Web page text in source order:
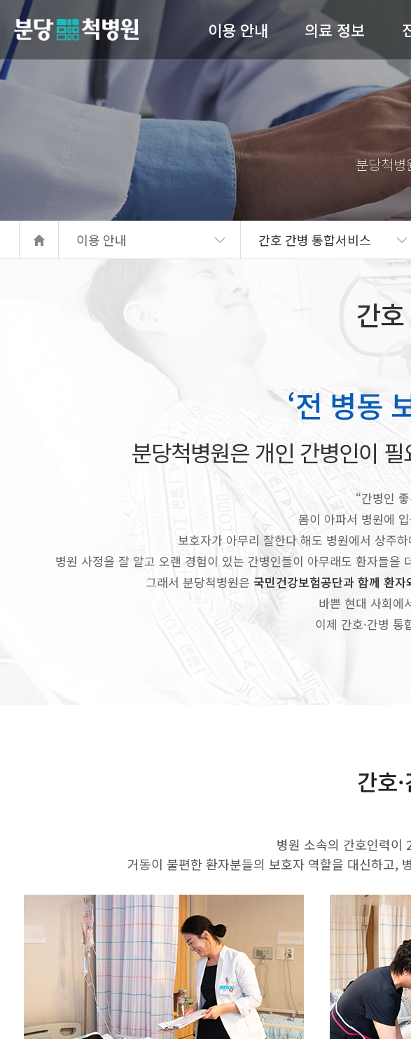
이용 안내
의료진 소개
진료안내
입퇴원 수속
서류발급안내
의료 정보
허리 / 목
어깨 / 팔
고관절 / 무릎 / 발
이용 안내 간호 간병 통합서비스
간
‘전 병동
분당척병원은 개인 간병인이
“간병인
몸이 아파서 병원에
보호자가 아무리 잘한다 해도 병원에서 상주
병원 사정을 잘 알고 오랜 경험이 있는 간병인들이 아무래도 환자들
그래서 분당척병원은 국민건강보험공단과 함께 환
바쁜 현대 사회에
이제 간호·간병
간호
병원 소속의 간호인력이
거동이 불편한 환자분들의 보호자 역할을 대신하고,